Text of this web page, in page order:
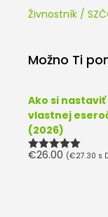
Živnostník /
Možno Ti
Ako si
vlastnej
(2026)
Hodnotenie
€26.00 (€27.30 s